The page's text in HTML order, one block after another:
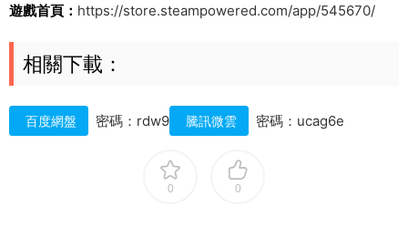
遊戲首頁： https://store.steampowered.com/app/545670/
相關下載：
百度網盤 密碼：rdw9 騰訊微雲 密碼：ucag6e
0 0